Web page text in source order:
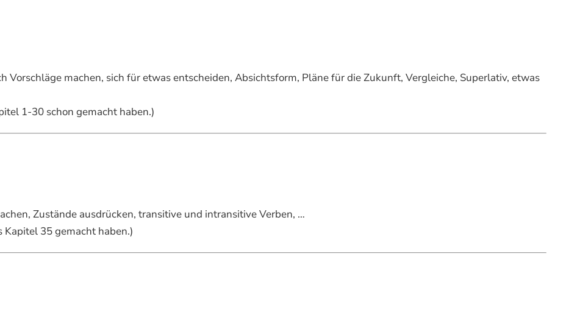
Vorschläge machen, sich für etwas entscheiden, Absichtsform, Pläne für die Zukunft, Vergleiche, Superlativ, etwas
1-30 schon gemacht haben.)
Zustände ausdrücken, transitive und intransitive Verben, …
35 gemacht haben.)